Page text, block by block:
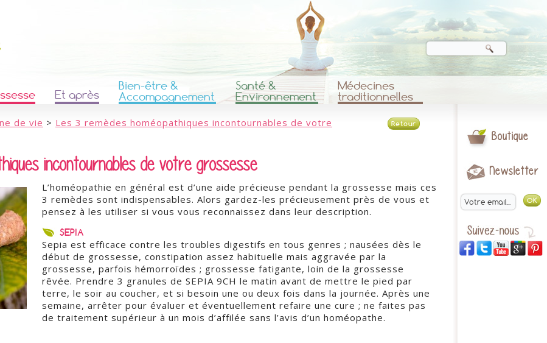
Et après
Bien-être &
Accompagnement
Santé &
Environnement
Médecines
traditionnelles
de vie > Les 3 remèdes homéopathiques incontournables de votre
Retour
incontournables de votre grossesse
L’homéopathie en général est d’une aide précieuse pendant la grossesse mais ces
3 remèdes sont indispensables. Alors gardez-les précieusement près de vous et
pensez à les utiliser si vous vous reconnaissez dans leur description.
SEPIA
Sepia est efficace contre les troubles digestifs en tous genres ; nausées dès le
début de grossesse, constipation assez habituelle mais aggravée par la
grossesse, parfois hémorroïdes ; grossesse fatigante, loin de la grossesse
rêvée. Prendre 3 granules de SEPIA 9CH le matin avant de mettre le pied par
terre, le soir au coucher, et si besoin une ou deux fois dans la journée. Après une
semaine, arrêter pour évaluer et éventuellement refaire une cure ; ne faites pas
de traitement supérieur à un mois d’affilée sans l’avis d’un homéopathe.
Boutique
Newsletter